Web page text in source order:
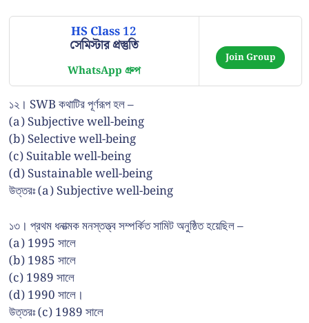
HS Class 12
সেমিস্টার প্রস্তুতি
WhatsApp গ্রুপ
Join Group
১২। SWB কথাটির পূর্ণরূপ হল –
(a) Subjective well-being
(b) Selective well-being
(c) Suitable well-being
(d) Sustainable well-being
উত্তরঃ (a) Subjective well-being
১৩। প্রথম ধনাত্মক মনস্তত্ত্ব সম্পর্কিত সামিট অনুষ্ঠিত হয়েছিল –
(a) 1995 সালে
(b) 1985 সালে
(c) 1989 সালে
(d) 1990 সালে।
উত্তরঃ (c) 1989 সালে